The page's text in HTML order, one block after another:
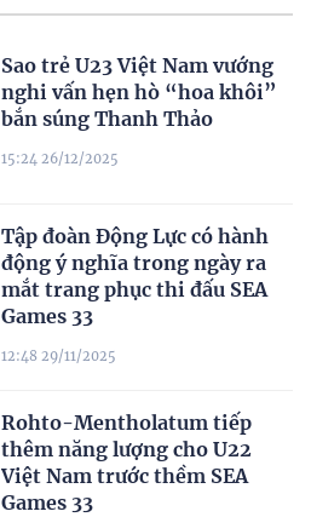
Sao trẻ U23 Việt Nam vướng
nghi vấn hẹn hò “hoa khôi”
bắn súng Thanh Thảo
15:24 26/12/2025
Tập đoàn Động Lực có hành
động ý nghĩa trong ngày ra
mắt trang phục thi đấu SEA
Games 33
12:48 29/11/2025
Rohto-Mentholatum tiếp
thêm năng lượng cho U22
Việt Nam trước thềm SEA
Games 33